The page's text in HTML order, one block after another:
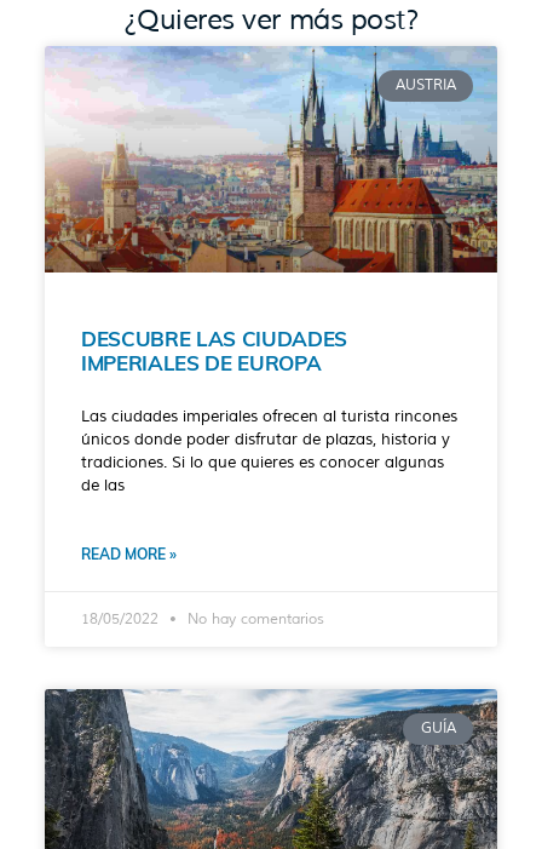
¿Quieres ver más post?
AUSTRIA
DESCUBRE LAS CIUDADES
IMPERIALES DE EUROPA
Las ciudades imperiales ofrecen al turista rincones
únicos donde poder disfrutar de plazas, historia y
tradiciones. Si lo que quieres es conocer algunas
de las
READ MORE »
18/05/2022 No hay comentarios
GUÍA